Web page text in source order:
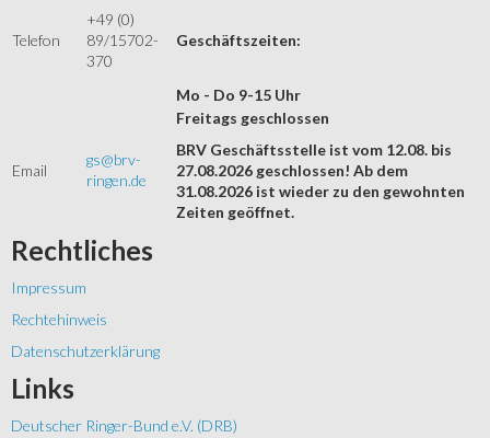
Telefon
+49 (0)
89/15702-
370
Geschäftszeiten:
Mo - Do 9-15 Uhr
Email
gs@brv-
ringen.de
Freitags geschlossen
BRV Geschäftsstelle ist vom 12.08. bis
27.08.2026 geschlossen! Ab dem
31.08.2026 ist wieder zu den gewohnten
Zeiten geöffnet.
Rechtliches
Impressum
Rechtehinweis
Datenschutzerklärung
Links
Deutscher Ringer-Bund e.V. (DRB)